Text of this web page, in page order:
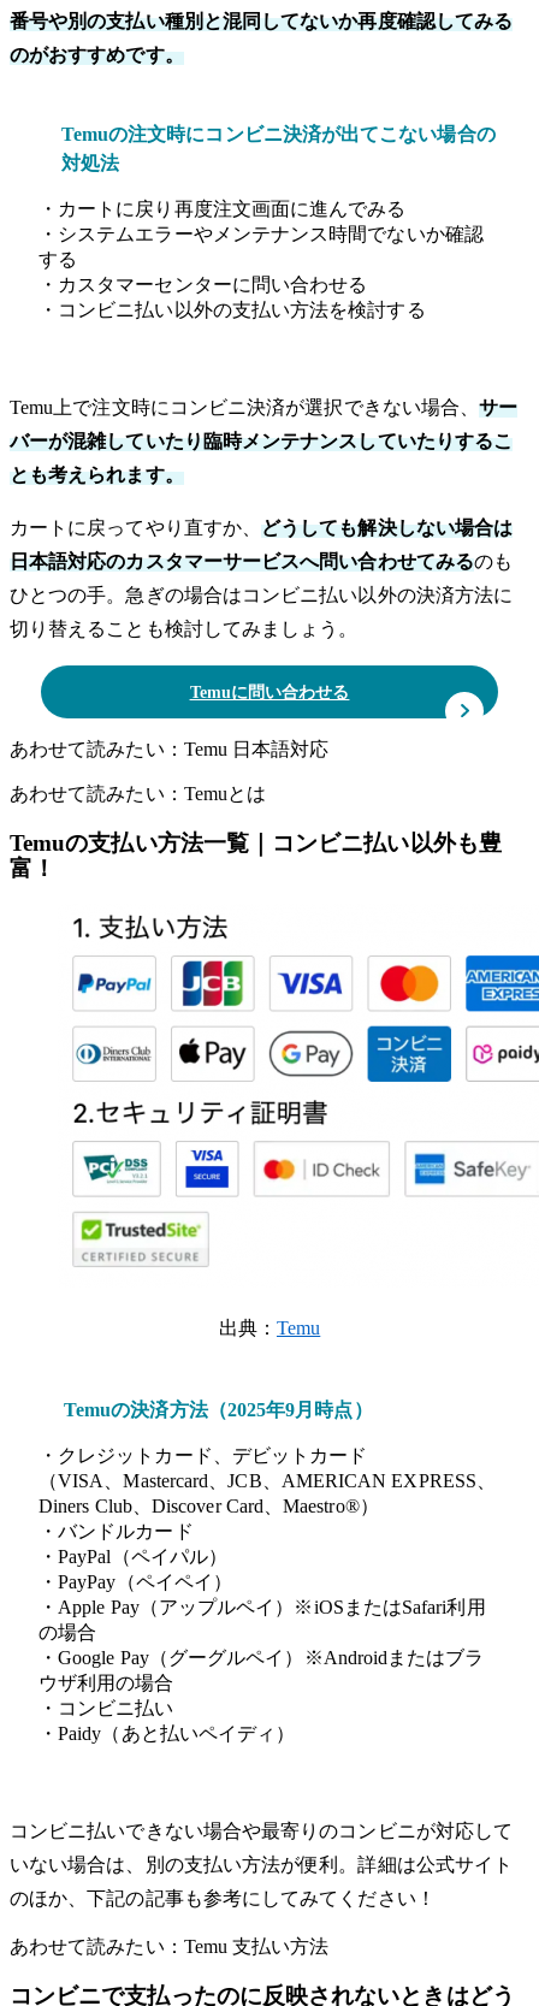
番号や別の支払い種別と混同してないか再度確認してみる
のがおすすめです。
Temuの注文時にコンビニ決済が出てこない場合の
対処法
・カートに戻り再度注文画面に進んでみる
・システムエラーやメンテナンス時間でないか確認
する
・カスタマーセンターに問い合わせる
・コンビニ払い以外の支払い方法を検討する
Temu上で注文時にコンビニ決済が選択できない場合、サー
バーが混雑していたり臨時メンテナンスしていたりするこ
とも考えられます。
カートに戻ってやり直すか、どうしても解決しない場合は
日本語対応のカスタマーサービスへ問い合わせてみるのも
ひとつの手。急ぎの場合はコンビニ払い以外の決済方法に
切り替えることも検討してみましょう。
Temuに問い合わせる
あわせて読みたい：Temu 日本語対応
あわせて読みたい：Temuとは
Temuの支払い方法一覧｜コンビニ払い以外も豊
富！
出典： Temu
Temuの決済方法（2025年9月時点）
・クレジットカード、デビットカード
（VISA、Mastercard、JCB、AMERICAN EXPRESS、
Diners Club、Discover Card、Maestro®）
・バンドルカード
・PayPal（ペイパル）
・PayPay（ペイペイ）
・Apple Pay（アップルペイ）※iOSまたはSafari利用
の場合
・Google Pay（グーグルペイ）※Androidまたはブラ
ウザ利用の場合
・コンビニ払い
・Paidy（あと払いペイディ）
コンビニ払いできない場合や最寄りのコンビニが対応して
いない場合は、別の支払い方法が便利。詳細は公式サイト
のほか、下記の記事も参考にしてみてください！
あわせて読みたい：Temu 支払い方法
コンビニで支払ったのに反映されないときはどう